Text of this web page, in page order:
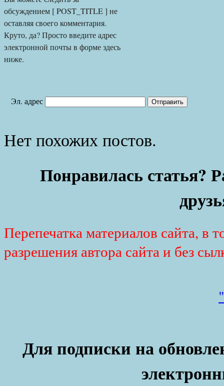
обсуждением [ POST_TITLE ] не
оставляя своего комментария.
Круто, да? Просто введите адрес
электронной почты в форме здесь
ниже.
Эл. адрес
Нет похожих постов.
Понравилась статья?
Перепечатка материалов сайта, в
разрешения автора сайта и без
Для подписки на